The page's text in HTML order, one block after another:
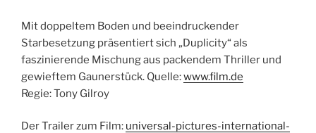
Mit doppeltem Boden und beeindruckender
Starbesetzung präsentiert sich „Duplicity“ als
faszinierende Mischung aus packendem Thriller und
gewieftem Gaunerstück. Quelle:www.film.de
Regie: Tony Gilroy
Der Trailer zum Film: universal-pictures-international-